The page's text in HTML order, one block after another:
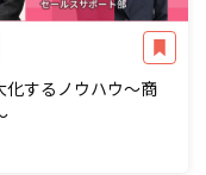
化するノウハウ～商